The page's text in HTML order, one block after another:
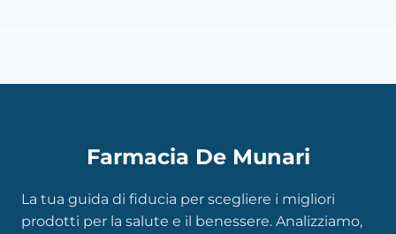
Farmacia De Munari
La tua guida di fiducia per scegliere i migliori
prodotti per la salute e il benessere. Analizziamo,